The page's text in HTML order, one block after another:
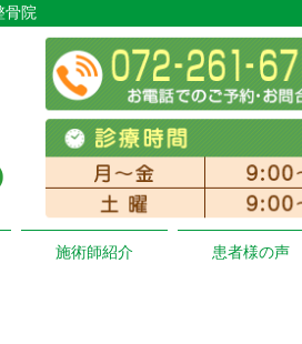
骨院
施術師紹介 患者様の声